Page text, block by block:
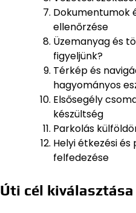
Dokumentumok
ellenőrzése
Üzemanyag és
figyeljünk?
Térkép és
hagyományos
Elsősegély
készültség
Parkolás
Helyi étkezési
felfedezése
Úti cél kiválasztása